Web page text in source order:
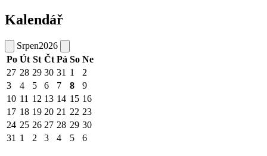
Kalendář
Srpen2026
Po Út St Čt Pá So Ne
27 28 29 30 31 1
2
3
4 5 6 7 8
9
10 11 12 13 14 15 16
17 18 19 20 21 22 23
24 25 26 27 28 29 30
31 1 2 3 4 5 6